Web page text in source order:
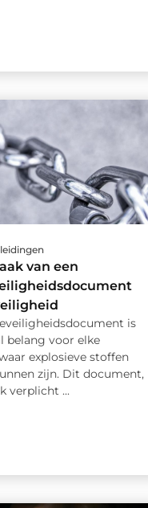
van een
is
belang voor elke
explosieve stoffen
zijn. Dit document,
verplicht ...